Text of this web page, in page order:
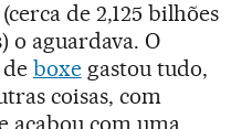
de 2,125 bilhões
o aguardava. O
boxegastou tudo,
coisas, com
acabou com uma